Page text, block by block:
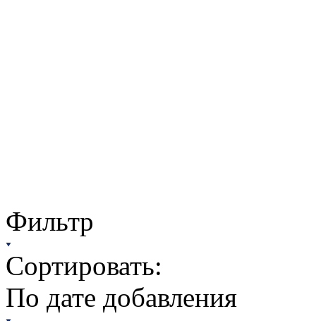
Фильтр
Сортировать:
По дате добавления